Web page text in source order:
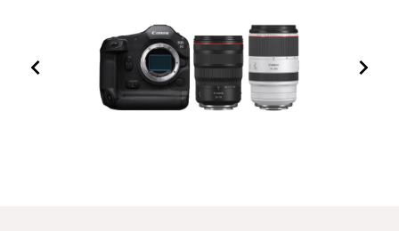
Loading... Objektive
Video & Drohnen